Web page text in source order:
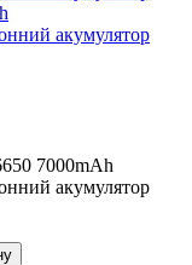
акумулятор
7000mAh
акумулятор